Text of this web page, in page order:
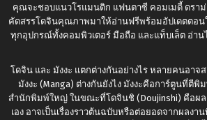
คุณจะชอบแนวโรแมนติก แฟนตาซี คอมเมดี้ ดราม่
คัดสรรโดจินคุณภาพมาให้อ่านฟรีพร้อมอัปเดตตอน
ทุกอุปกรณ์ทั้งคอมพิวเตอร์ มือถือ และแท็บเล็ต อ่า
โดจิน และ มังงะ แตกต่างกันอย่างไร หลายคนอาจ
มังงะ (Manga) ต่างกันยังไง มังงะคือการ์ตูนที่ตีพิ
สำนักพิมพ์ใหญ่ ในขณะที่โดจินชิ (Doujinshi) คือผ
เอง อาจเป็นเรื่องราวต้นฉบับหรือต่อยอดจากผลง